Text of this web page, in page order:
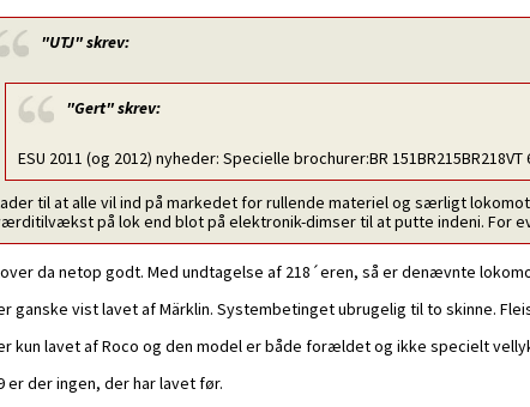
"UTJ"skrev:
"Gert"skrev:
ESU 2011 (og 2012) nyheder: Specielle brochurer:BR 151BR215BR218VT
til at alle vil ind på markedet for rullende materiel og særligt
på lok end blot på elektronik-dimser til at putte indeni. For
da netop godt. Med undtagelse af 218´eren, så er denævnte
ganske vist lavet af Märklin. Systembetinget ubrugelig til to skinne.
kun lavet af Roco og den model er både forældet og ikke specielt
er der ingen, der har lavet før.